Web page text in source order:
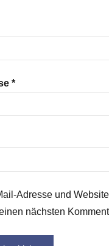
*
Adresse und
nächsten